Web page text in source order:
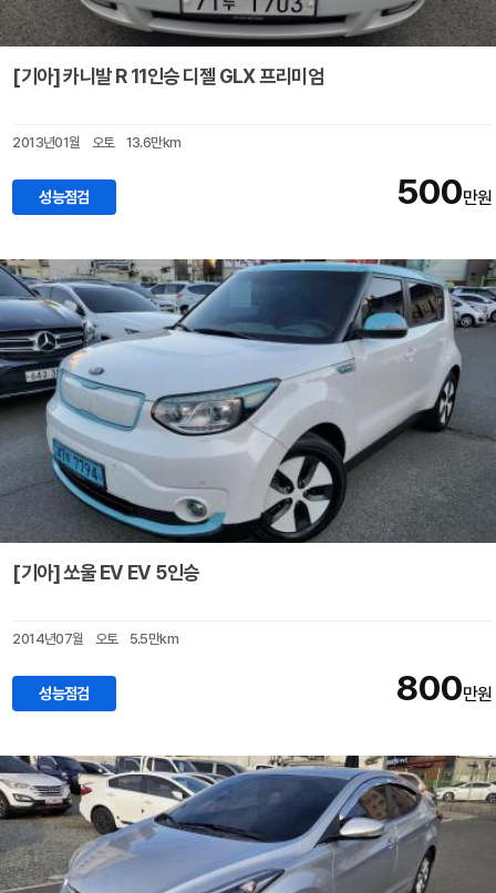
[기아] 카니발 R 11인승 디젤 GLX 프리미엄
2013년01월 오토 13.6만km
성능점검 500만원
[기아] 쏘울 EV EV 5인승
2014년07월 오토 5.5만km
성능점검 800만원